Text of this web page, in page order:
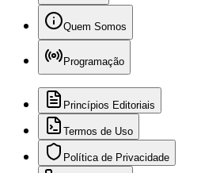
Quem Somos
Programação
Princípios Editoriais
Termos de Uso
Política de Privacidade